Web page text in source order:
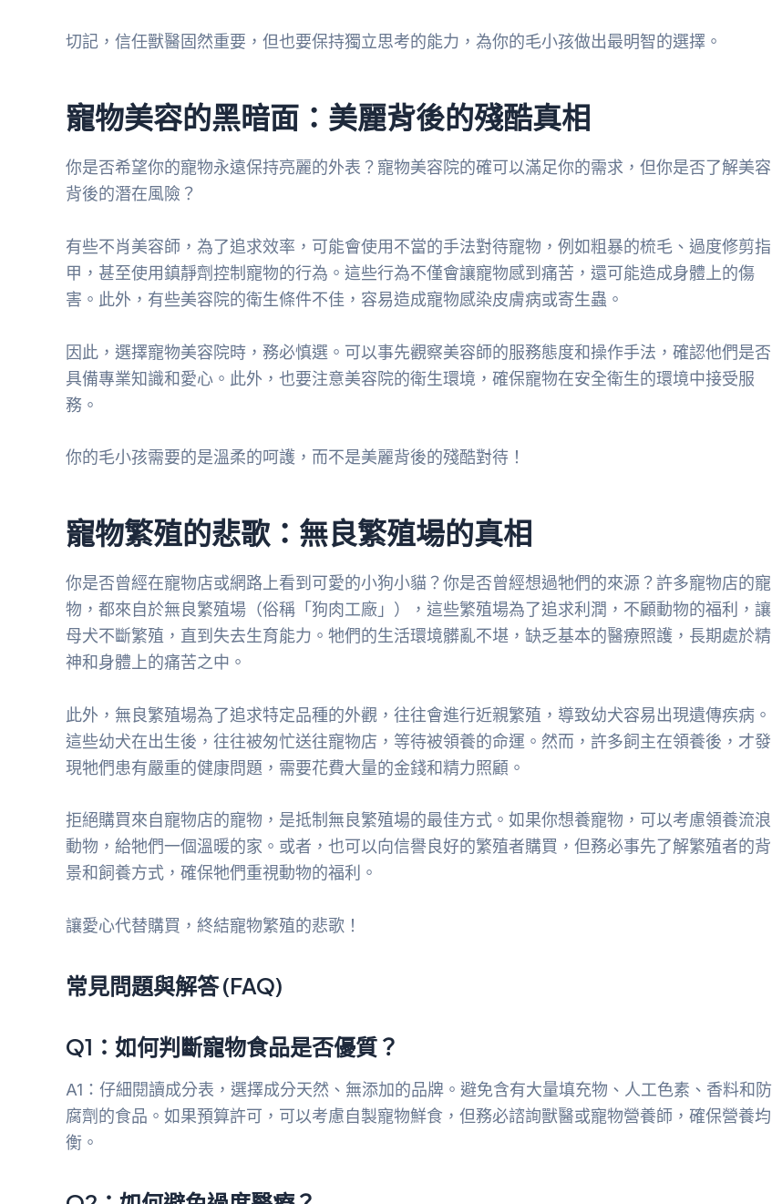
切記，信任獸醫固然重要，但也要保持獨立思考的能力，為你的毛小孩做出最明智的選擇。
寵物美容的黑暗面：美麗背後的殘酷真相
你是否希望你的寵物永遠保持亮麗的外表？寵物美容院的確可以滿足你的需求，但你是否了解美容
背後的潛在風險？
有些不肖美容師，為了追求效率，可能會使用不當的手法對待寵物，例如粗暴的梳毛、過度修剪指
甲，甚至使用鎮靜劑控制寵物的行為。這些行為不僅會讓寵物感到痛苦，還可能造成身體上的傷
害。此外，有些美容院的衛生條件不佳，容易造成寵物感染皮膚病或寄生蟲。
因此，選擇寵物美容院時，務必慎選。可以事先觀察美容師的服務態度和操作手法，確認他們是否
具備專業知識和愛心。此外，也要注意美容院的衛生環境，確保寵物在安全衛生的環境中接受服
務。
你的毛小孩需要的是溫柔的呵護，而不是美麗背後的殘酷對待！
寵物繁殖的悲歌：無良繁殖場的真相
你是否曾經在寵物店或網路上看到可愛的小狗小貓？你是否曾經想過牠們的來源？許多寵物店的寵
物，都來自於無良繁殖場（俗稱「狗肉工廠」），這些繁殖場為了追求利潤，不顧動物的福利，讓
母犬不斷繁殖，直到失去生育能力。牠們的生活環境髒亂不堪，缺乏基本的醫療照護，長期處於精
神和身體上的痛苦之中。
此外，無良繁殖場為了追求特定品種的外觀，往往會進行近親繁殖，導致幼犬容易出現遺傳疾病。
這些幼犬在出生後，往往被匆忙送往寵物店，等待被領養的命運。然而，許多飼主在領養後，才發
現牠們患有嚴重的健康問題，需要花費大量的金錢和精力照顧。
拒絕購買來自寵物店的寵物，是抵制無良繁殖場的最佳方式。如果你想養寵物，可以考慮領養流浪
動物，給牠們一個溫暖的家。或者，也可以向信譽良好的繁殖者購買，但務必事先了解繁殖者的背
景和飼養方式，確保牠們重視動物的福利。
讓愛心代替購買，終結寵物繁殖的悲歌！
常見問題與解答 (FAQ)
Q1：如何判斷寵物食品是否優質？
A1：仔細閱讀成分表，選擇成分天然、無添加的品牌。避免含有大量填充物、人工色素、香料和防
腐劑的食品。如果預算許可，可以考慮自製寵物鮮食，但務必諮詢獸醫或寵物營養師，確保營養均
衡。